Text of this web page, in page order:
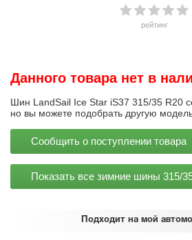
рейтинг
Подходит на мой
Данного товара нет в
Шин LandSail Ice Star iS37 315/35 R20
но вы можете подобрать другую
Сообщить о поступлении товара
Показать все зимние шины 315/